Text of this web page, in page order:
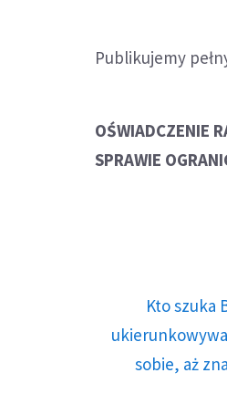
Publikujemy
OŚWIADCZENIE
SPRAWIE
Kto szuka
sobie, aż